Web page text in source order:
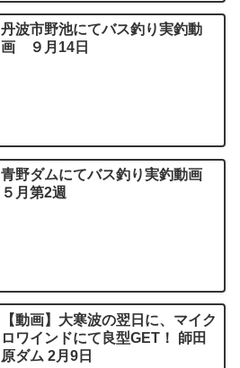
丹波市野池にてバス釣り実釣動
画 ９月14日
青野ダムにてバス釣り実釣動画
５月第2週
【動画】大寒波の翌日に、マイク
ロワインドにて良型GET！ 師田
原ダム 2月9日